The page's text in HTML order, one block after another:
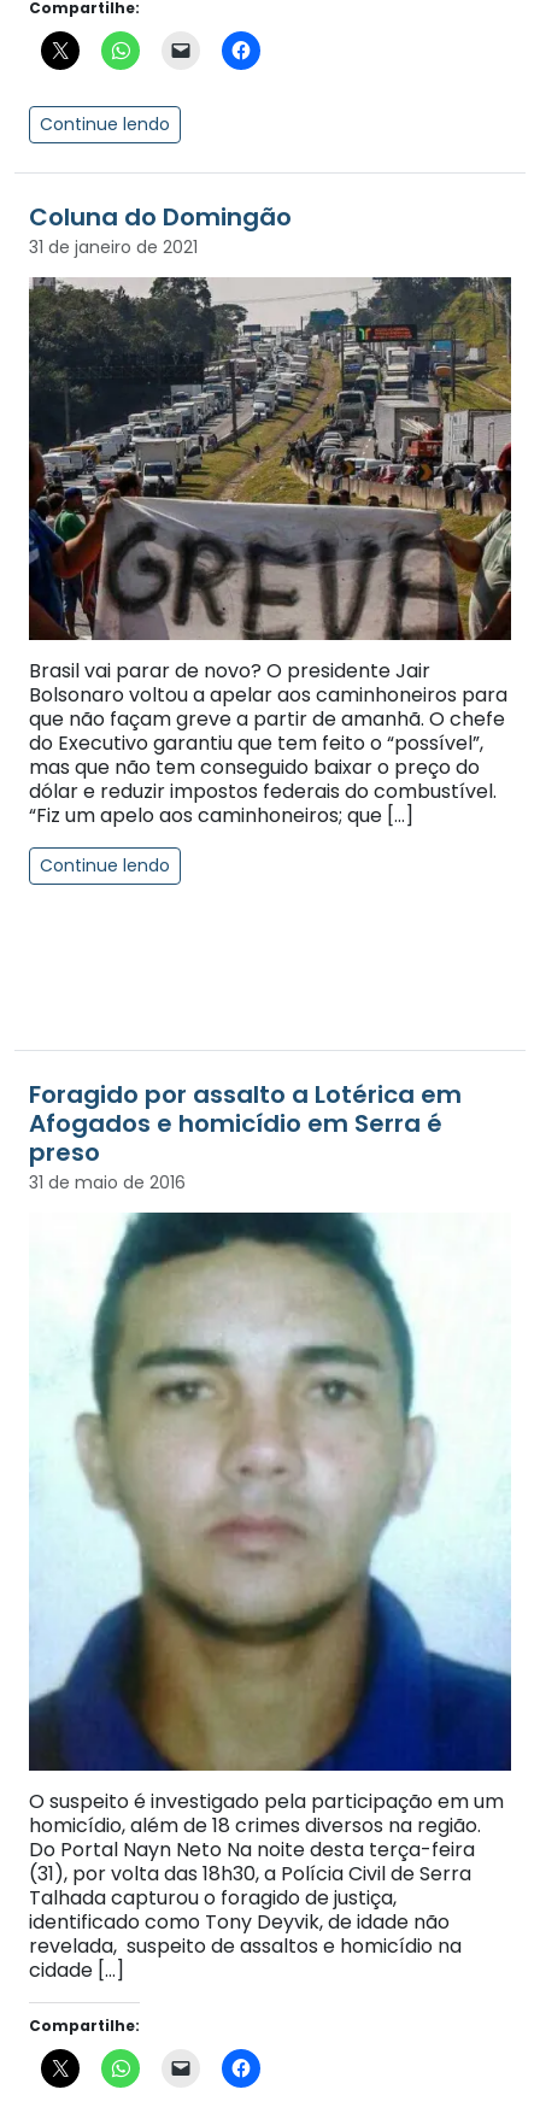
Compartilhe:
Continue lendo
Coluna do Domingão
31 de janeiro de 2021
Brasil vai parar de novo? O presidente Jair
Bolsonaro voltou a apelar aos caminhoneiros para
que não façam greve a partir de amanhã. O chefe
do Executivo garantiu que tem feito o “possível”,
mas que não tem conseguido baixar o preço do
dólar e reduzir impostos federais do combustível.
“Fiz um apelo aos caminhoneiros; que […]
Continue lendo
Foragido por assalto a Lotérica em
Afogados e homicídio em Serra é
preso
31 de maio de 2016
O suspeito é investigado pela participação em um
homicídio, além de 18 crimes diversos na região.
Do Portal Nayn Neto Na noite desta terça-feira
(31), por volta das 18h30, a Polícia Civil de Serra
Talhada capturou o foragido de justiça,
identificado como Tony Deyvik, de idade não
revelada, suspeito de assaltos e homicídio na
cidade […]
Compartilhe: